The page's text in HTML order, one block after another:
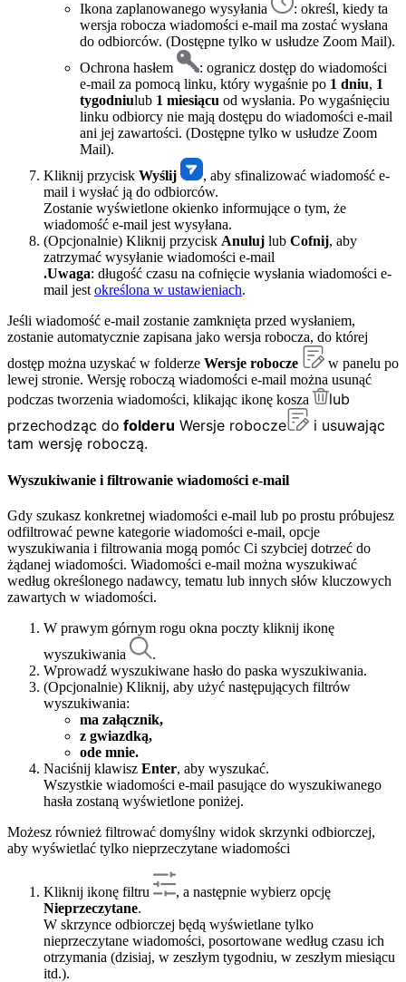
Ikona zaplanowanego wysyłania
: określ, kiedy ta
wersja robocza wiadomości e-mail ma zostać wysłana
do odbiorców. (Dostępne tylko w usłudze Zoom Mail).
Ochrona hasłem
: ogranicz dostęp do wiadomości
e-mail za pomocą linku, który wygaśnie po 1 dniu, 1
tygodniulub 1 miesiącu od wysłania. Po wygaśnięciu
linku odbiorcy nie mają dostępu do wiadomości e-mail
ani jej zawartości. (Dostępne tylko w usłudze Zoom
Mail).
Kliknij przycisk Wyślij
, aby sfinalizować wiadomość e-
mail i wysłać ją do odbiorców.
Zostanie wyświetlone okienko informujące o tym, że
wiadomość e-mail jest wysyłana.
(Opcjonalnie) Kliknij przycisk Anuluj lub Cofnij, aby
zatrzymać wysyłanie wiadomości e-mail
.Uwaga: długość czasu na cofnięcie wysłania wiadomości e-
mail jestokreślona w ustawieniach.
Jeśli wiadomość e-mail zostanie zamknięta przed wysłaniem,
zostanie automatycznie zapisana jako wersja robocza, do której
dostęp można uzyskać w folderze Wersje robocze
w panelu po
lewej stronie. Wersję roboczą wiadomości e-mail można usunąć
podczas tworzenia wiadomości, klikając ikonę kosza
lub
przechodząc do folderu Wersje robocze
i usuwając
tam wersję roboczą.
Wyszukiwanie i filtrowanie wiadomości e-mail
Gdy szukasz konkretnej wiadomości e-mail lub po prostu próbujesz
odfiltrować pewne kategorie wiadomości e-mail, opcje
wyszukiwania i filtrowania mogą pomóc Ci szybciej dotrzeć do
żądanej wiadomości. Wiadomości e-mail można wyszukiwać
według określonego nadawcy, tematu lub innych słów kluczowych
zawartych w wiadomości.
W prawym górnym rogu okna poczty kliknij ikonę
wyszukiwania
.
Wprowadź wyszukiwane hasło do paska wyszukiwania.
(Opcjonalnie) Kliknij, aby użyć następujących filtrów
wyszukiwania:
ma załącznik,
z gwiazdką,
ode mnie.
Naciśnij klawisz Enter, aby wyszukać.
Wszystkie wiadomości e-mail pasujące do wyszukiwanego
hasła zostaną wyświetlone poniżej.
Możesz również filtrować domyślny widok skrzynki odbiorczej,
aby wyświetlać tylko nieprzeczytane wiadomości
Kliknij ikonę filtru
, a następnie wybierz opcję
Nieprzeczytane.
W skrzynce odbiorczej będą wyświetlane tylko
nieprzeczytane wiadomości, posortowane według czasu ich
otrzymania (dzisiaj, w zeszłym tygodniu, w zeszłym miesiącu
itd.).